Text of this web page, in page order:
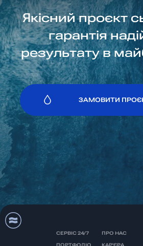
Якісний проєкт
гарантія
результату в
ЗАМОВИТИ
СЕРВІС 24/7
ПОРТФОЛІО
ПРО НАС
КАР'ЄРА